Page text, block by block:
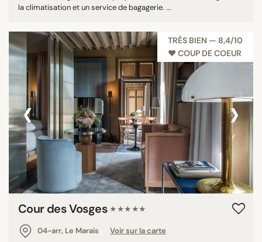
la climatisation et un service de bagagerie. ...
TRÈS BIEN — 8,4/10
♥︎ COUP DE COEUR
‹ ›
Cour des Vosges ★★★★★
04-arr, Le Marais
Voir sur la carte